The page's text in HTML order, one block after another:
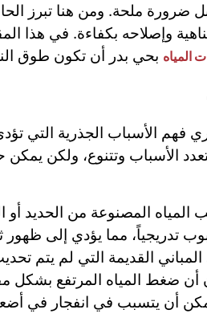
ضرورة ملحة. ومن هنا تبرز
وإصلاحه بكفاءة. في
بحي بدر أن تكون طوق
فهم الأسباب الجذرية التي
تتعدد الأسباب وتتنوع، ولكن
المياه المصنوعة من الحديد أو
تدريجياً، مما يؤدي إلى
القديمة التي لم يتم
أن ضغط المياه المرتفع بشكل
أن يتسبب في انفجار في